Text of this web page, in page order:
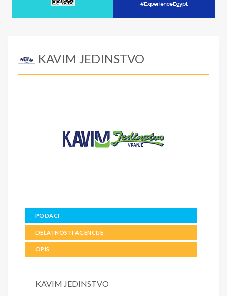
KAVIM JEDINSTVO
PODACI
DELATNOSTI AGENCIJE
OPIS
KAVIM JEDINSTVO